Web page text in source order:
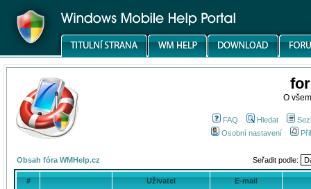
O
FAQ Hledat
Osobní nastavení
Obsah fóra WMHelp.cz Seřadit podle:
# Uživatel E-mail